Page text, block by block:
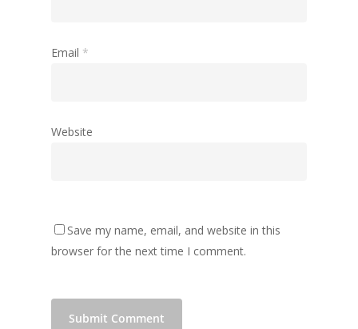
Email *
Website
Save my name, email, and website in this
browser for the next time I comment.